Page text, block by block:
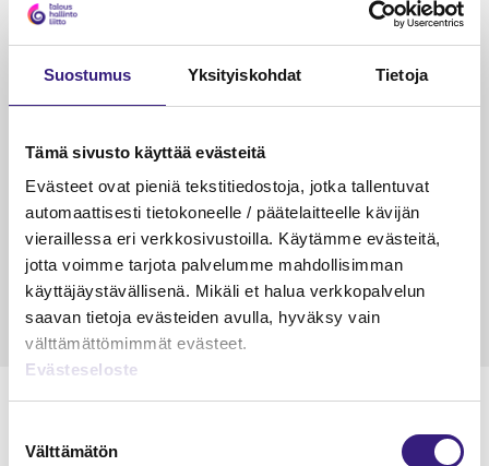
Suostumus Yksityiskohdat Tietoja
Tämä sivusto käyttää evästeitä
Evästeet ovat pieniä tekstitiedostoja, jotka tallentuvat
automaattisesti tietokoneelle / päätelaitteelle kävijän
vieraillessa eri verkkosivustoilla. Käytämme evästeitä,
jotta voimme tarjota palvelumme mahdollisimman
käyttäjäystävällisenä. Mikäli et halua verkkopalvelun
saavan tietoja evästeiden avulla, hyväksy vain
välttämättömimmät evästeet.
Evästeseloste
valinta
Välttämätön
Luetuimmat
VEROTUS
Kulu­veloitukset arvon­lisä­
verotuksessa – omien kulujen
veloitus, kulujen edelleen­
veloitus ja läpi­laskutus
Petri Salomaa
Tarja